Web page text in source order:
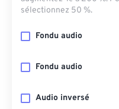
sélectionnez 50 %.
Fondu audio
Fondu audio
Audio inversé